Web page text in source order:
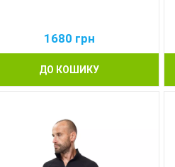
1680 грн
ДО КОШИКУ